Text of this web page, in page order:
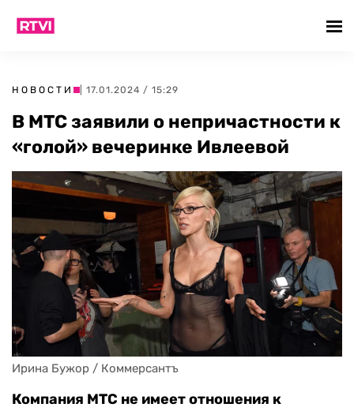
НОВОСТИ | 17.01.2024 / 15:29
В МТС заявили о непричастности к
«голой» вечеринке Ивлеевой
Ирина Бужор / Коммерсантъ
Компания МТС не имеет отношения к